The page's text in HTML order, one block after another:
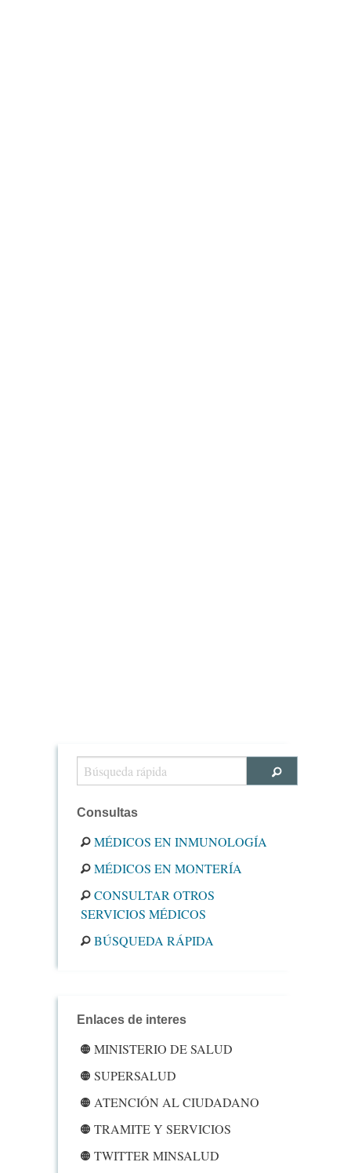
Consultas
MÉDICOS EN INMUNOLOGÍA
MÉDICOS EN MONTERÍA
CONSULTAR OTROS
SERVICIOS MÉDICOS
BÚSQUEDA RÁPIDA
Enlaces de interes
MINISTERIO DE SALUD
SUPERSALUD
ATENCIÓN AL CIUDADANO
TRAMITE Y SERVICIOS
TWITTER MINSALUD